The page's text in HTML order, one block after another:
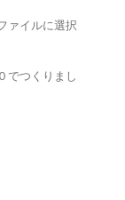
ァイルに選択
つくりまし